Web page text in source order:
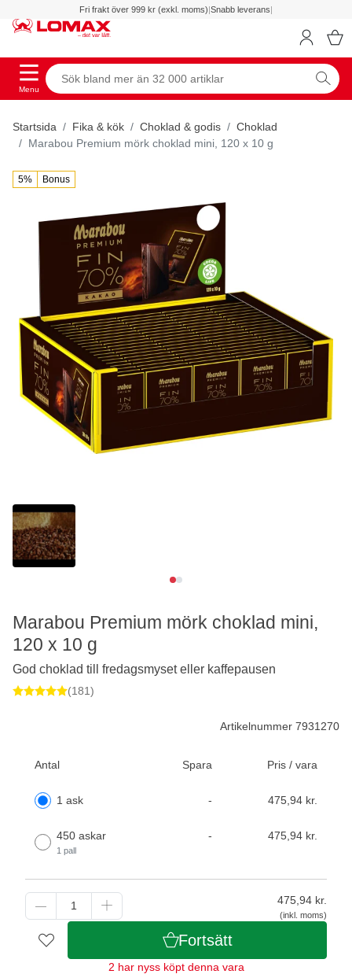
Fri frakt över 999 kr (exkl. moms)|Snabb leverans|
Menu
Startsida Fika & kök Choklad & godis
Choklad
Marabou Premium mörk choklad mini, 120 x 10 g
5% Bonus
Artikelnummer 7931270
Antal Spara Pris / vara
1 ask - 475,94 kr.
450 askar
1 pall
- 475,94 kr.
475,94 kr.
(inkl. moms)
Fortsätt
2 har nyss köpt denna vara
Marabou Premium mörk choklad mini,
120 x 10 g
God choklad till fredagsmyset eller kaffepausen
(181)